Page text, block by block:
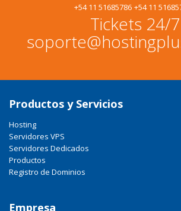
+54 11 51685786 +54 11
Tickets 24/7
Productos y Servicios
Hosting
Servidores VPS
Servidores Dedicados
Productos
Registro de Dominios
Empresa